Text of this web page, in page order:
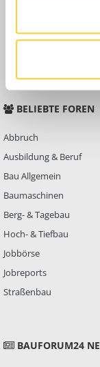
BELIEBTE FOREN
Abbruch
Ausbildung & Beruf
Bau Allgemein
Baumaschinen
Berg- & Tagebau
Hoch- & Tiefbau
Jobbörse
Jobreports
Straßenbau
BAUFORUM24